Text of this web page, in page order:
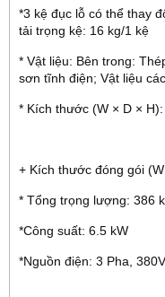
*3 kệ đục lỗ có thể thay
tải trọng kệ: 16 kg/1 kệ
* Vật liệu: Bên trong:
sơn tĩnh điện; Vật liệu
* Kích thước (W × D ×
Bên ngoài
+ Kích thước đóng gói
* Tổng trọng lượng: 386
*Công suất: 6.5 kW
*Nguồn điện: 3 Pha, 380V